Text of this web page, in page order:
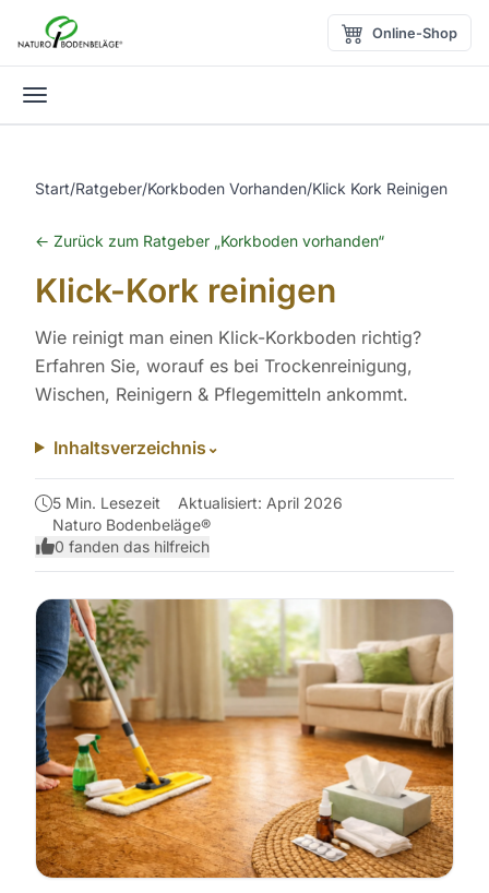
Zum Inhalt springen
Online-Shop
Menü öffnen
Start/Ratgeber/Korkboden Vorhanden/Klick Kork Reinigen
← Zurück zum Ratgeber „Korkboden vorhanden“
Klick-Kork reinigen
Wie reinigt man einen Klick-Korkboden richtig?
Erfahren Sie, worauf es bei Trockenreinigung,
Wischen, Reinigern & Pflegemitteln ankommt.
Inhaltsverzeichnis ⌄
5 Min. Lesezeit
Aktualisiert: April 2026
Naturo Bodenbeläge®
0 fanden das hilfreich